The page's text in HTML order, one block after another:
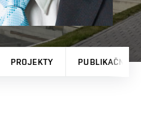
PROJEKTY PUBLIKAČNÍ